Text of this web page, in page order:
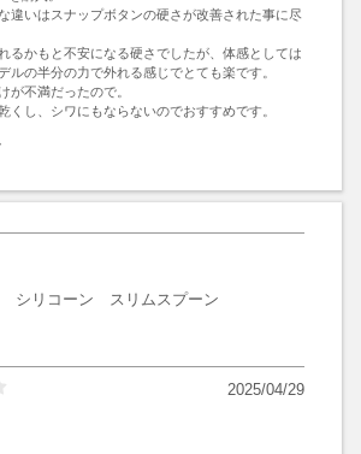
違いはスナップボタンの硬さが改善された事に尽
るかもと不安になる硬さでしたが、体感としては
ルの半分の力で外れる感じでとても楽です。
が不満だったので。
くし、シワにもならないのでおすすめです。
シリコーン スリムスプーン
2025/04/29